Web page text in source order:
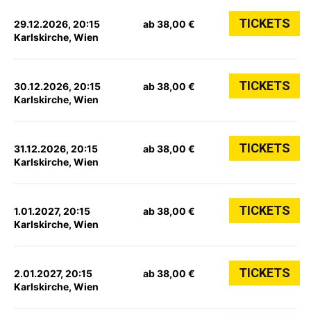
29.12.2026, 20:15
Karlskirche, Wien
ab 38,00 € TICKETS
30.12.2026, 20:15
Karlskirche, Wien
ab 38,00 € TICKETS
31.12.2026, 20:15
Karlskirche, Wien
ab 38,00 € TICKETS
1.01.2027, 20:15
Karlskirche, Wien
ab 38,00 € TICKETS
2.01.2027, 20:15
Karlskirche, Wien
ab 38,00 € TICKETS